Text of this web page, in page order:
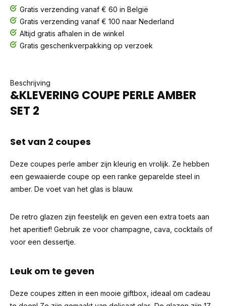
Gratis verzending vanaf € 60 in België
Gratis verzending vanaf € 100 naar Nederland
Altijd gratis afhalen in de winkel
Gratis geschenkverpakking op verzoek
Beschrijving
&KLEVERING COUPE PERLE AMBER
SET 2
Set van 2 coupes
Deze coupes perle amber zijn kleurig en vrolijk. Ze hebben
een gewaaierde coupe op een ranke geparelde steel in
amber. De voet van het glas is blauw.
De retro glazen zijn feestelijk en geven een extra toets aan
het aperitief! Gebruik ze voor champagne, cava, cocktails of
voor een dessertje.
Leuk om te geven
Deze coupes zitten in een mooie giftbox, ideaal om cadeau